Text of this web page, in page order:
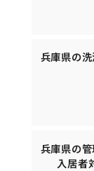
兵庫県の
兵庫県の
入居者